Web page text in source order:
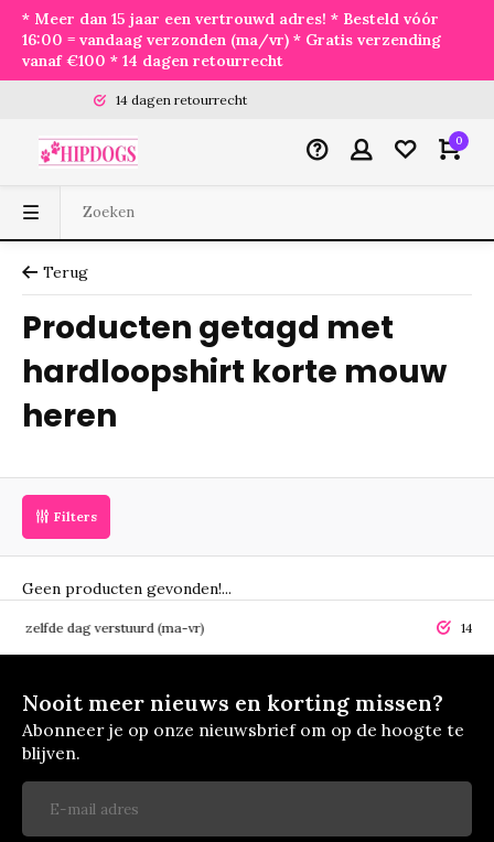
* Meer dan 15 jaar een vertrouwd adres! * Besteld vóór
16:00 = vandaag verzonden (ma/vr) * Gratis verzending
vanaf €100 * 14 dagen retourrecht
14 dagen retourrecht
0
Terug
Producten getagd met
hardloopshirt korte mouw
heren
Filters
Geen producten gevonden!...
dag verstuurd (ma-vr) 14 dagen
Nooit meer nieuws en korting missen?
Abonneer je op onze nieuwsbrief om op de hoogte te
blijven.